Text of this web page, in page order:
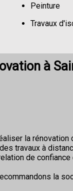
Peinture
Travaux
à
la
travaux à
de
la